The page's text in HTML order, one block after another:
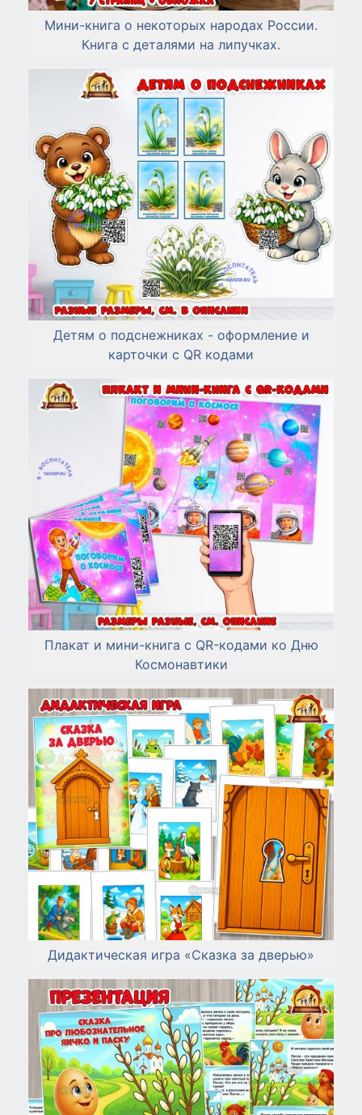
Мини-книга о некоторых народах России.
Книга с деталями на липучках.
Детям о подснежниках - оформление и
карточки с QR кодами
Плакат и мини-книга с QR-кодами ко Дню
Космонавтики
Дидактическая игра «Сказка за дверью»